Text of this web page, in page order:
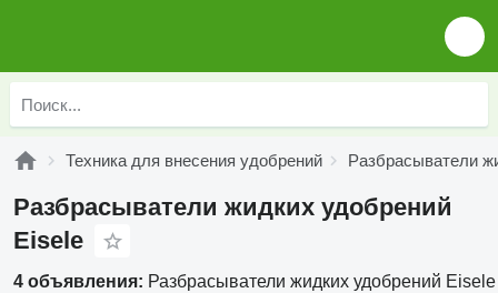
Техника для внесения удобрений Разбрасыватели
Разбрасыватели жидких удобрений
Eisele
4 объявления: Разбрасыватели жидких удобрений Eisele